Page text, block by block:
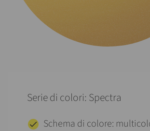
Serie di colori: Spectra
Schema di colore: